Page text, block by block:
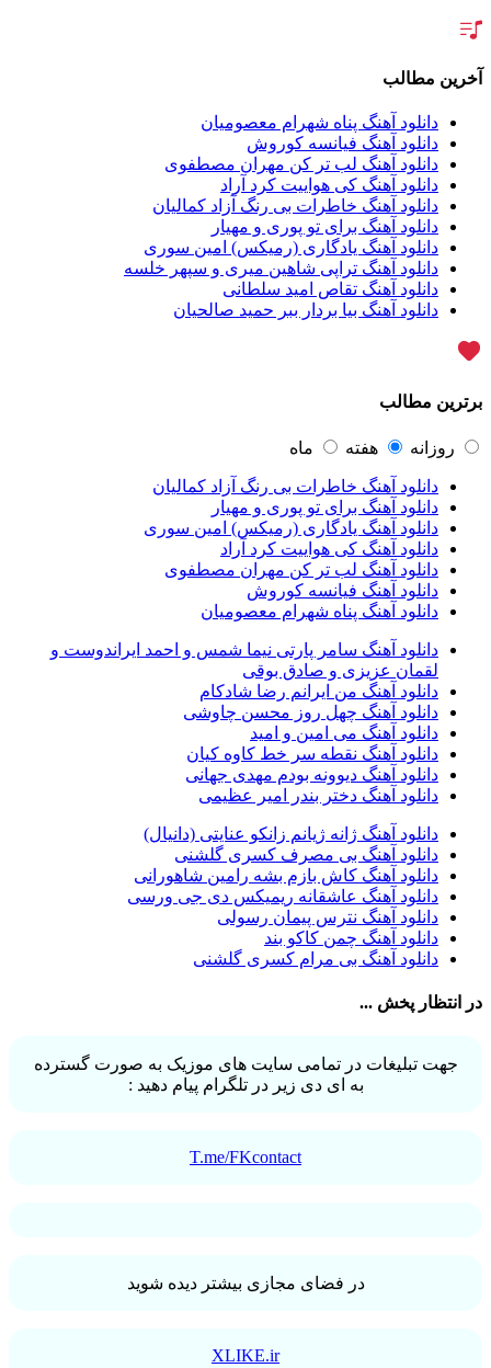
فریدون آسرایی
محسن ابراهیم زاده
سامان جلیلی54
حجت اشرف زاده54
پازل بند54
بهنام علمشاهی54
امید جهان52
علی عبدالمالکی50
احسان خواجه امیری50
محمد علیزاده50
محسن یاحقی46
علیرضا قربانی45
ماکان بند45
عماد طالب زاده
مسعود صادقلو42
مهدی جهانی39
احمد سعیدی39
امین فیاض39
حامد همایون38
بهنام صفوی38
شادمهر عقیلی37
پیوند36
36
رضا شیری36
علی زند وکیلی35
علی عباسی33
علی زارعی33
علی ارشدی33
سینا شعبانخانی32
سیامک عباسی32
حمید هیراد32
شهرام شکوهی
امین رستمی31
احمد صفایی31
یاسر محمودی31
امو بند31
حجت درولی31
سینا سرلک31
رضایا31
یاس29
آخرین مطالب
دانلود آهنگ پناه شهرام معصومیان
دانلود آهنگ فیانسه کوروش
دانلود آهنگ لب تر کن مهران مصطفوی
دانلود آهنگ کی هواییت کرد آراد
دانلود آهنگ خاطرات بی رنگ آزاد کمالیان
دانلود آهنگ برای تو پوری و مهیار
دانلود آهنگ یادگاری (رمیکس) امین سوری
دانلود آهنگ تراپی شاهین میری و سپهر خلسه
دانلود آهنگ تقاص امید سلطانی
دانلود آهنگ بیا بردار ببر حمید صالحیان
برترین مطالب
روزانه هفته ماه
دانلود آهنگ خاطرات بی رنگ آزاد کمالیان
دانلود آهنگ برای تو پوری و مهیار
دانلود آهنگ یادگاری (رمیکس) امین سوری
دانلود آهنگ کی هواییت کرد آراد
دانلود آهنگ لب تر کن مهران مصطفوی
دانلود آهنگ فیانسه کوروش
دانلود آهنگ پناه شهرام معصومیان
دانلود آهنگ سامر پارتی نیما شمس و احمد ایراندوست و
لقمان عزیزی و صادق بوقی
دانلود آهنگ من ایرانم رضا شادکام
دانلود آهنگ چهل روز محسن چاوشی
دانلود آهنگ می امین و امید
دانلود آهنگ نقطه سر خط کاوه کیان
دانلود آهنگ دیوونه بودم مهدی جهانی
دانلود آهنگ دختر بندر امیر عظیمی
دانلود آهنگ ژانه ژیانم زانکو عنایتی (دانیال)
دانلود آهنگ بی مصرف کسری گلشنی
دانلود آهنگ کاش بازم بشه رامین شاهورانی
دانلود آهنگ عاشقانه ریمیکس دی جی ورسی
دانلود آهنگ نترس پیمان رسولی
دانلود آهنگ چمن کاکو بند
دانلود آهنگ بی مرام کسری گلشنی
در انتظار پخش ...
جهت تبلیغات در تمامی سایت های موزیک به صورت گسترده
به ای دی زیر در تلگرام پیام دهید :
T.me/FKcontact
در فضای مجازی بیشتر دیده شوید
XLIKE.ir